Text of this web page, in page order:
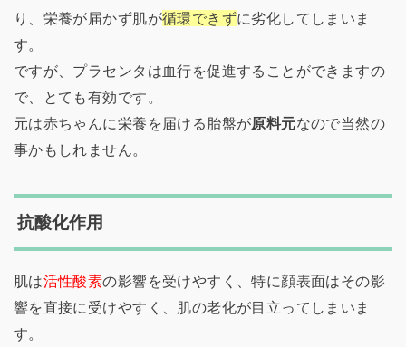
り、栄養が届かず肌が循環できずに劣化してしまいま
す。
ですが、プラセンタは血行を促進することができますの
で、とても有効です。
元は赤ちゃんに栄養を届ける胎盤が原料元なので当然の
事かもしれません。
抗酸化作用
肌は活性酸素の影響を受けやすく、特に顔表面はその影
響を直接に受けやすく、肌の老化が目立ってしまいま
す。